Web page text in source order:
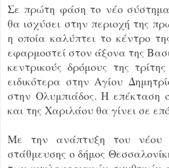
Σε πρώτη φάση το νέο
θα ισχύσει στην περιοχή της
η οποία καλύπτει το κέντρο
εφαρμοστεί στον άξονα της
κεντρικούς δρόμους της
ειδικότερα στην Αγίου
στην Ολυμπιάδος. Η επέκταση
και της Χαριλάου θα γίνει σε
Με την ανάπτυξη του νέου
στάθμευσης ο δήμος